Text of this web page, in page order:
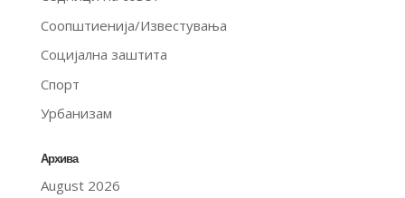
Соопштиенија/Известувања
Социјална заштита
Спорт
Урбанизам
Архива
August 2026